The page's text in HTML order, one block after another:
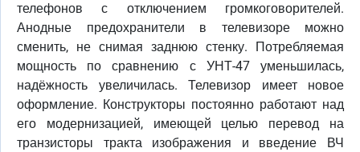
телефонов с отключением громкоговорителей.
Анодные предохранители в телевизоре можно
сменить, не снимая заднюю стенку. Потребляемая
мощность по сравнению с УНТ-47 уменьшилась,
надёжность увеличилась. Телевизор имеет новое
оформление. Конструкторы постоянно работают над
его модернизацией, имеющей целью перевод на
транзисторы тракта изображения и введение ВЧ